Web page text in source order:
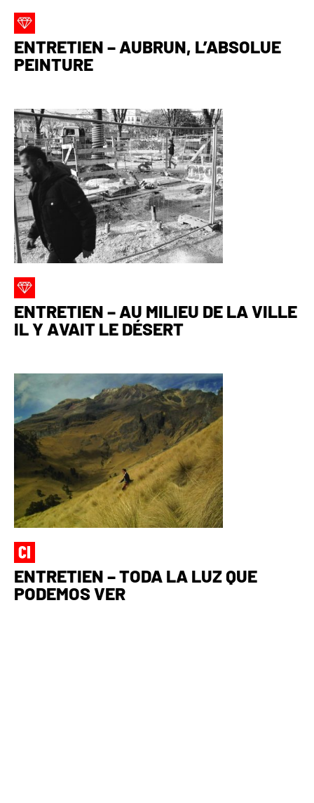
ENTRETIEN – AUBRUN, L’ABSOLUE
PEINTURE
ENTRETIEN – AU MILIEU DE LA VILLE
IL Y AVAIT LE DÉSERT
ENTRETIEN – TODA LA LUZ QUE
PODEMOS VER